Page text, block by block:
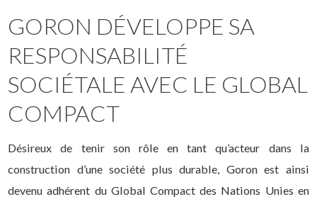
GORON DÉVELOPPE SA
RESPONSABILITÉ
SOCIÉTALE AVEC LE GLOBAL
COMPACT
Désireux de tenir son rôle en tant qu’acteur dans la
construction d’une société plus durable, Goron est ainsi
devenu adhérent du Global Compact des Nations Unies en